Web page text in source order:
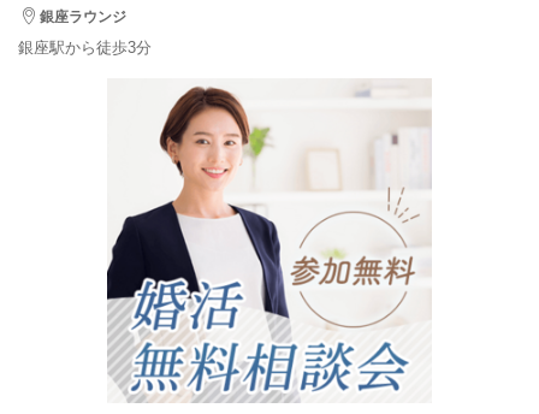
銀座ラウンジ
銀座駅から徒歩3分